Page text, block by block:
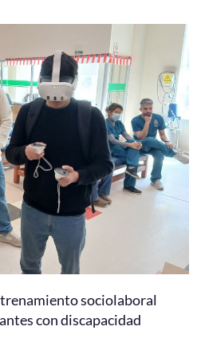
sociolaboral
con discapacidad